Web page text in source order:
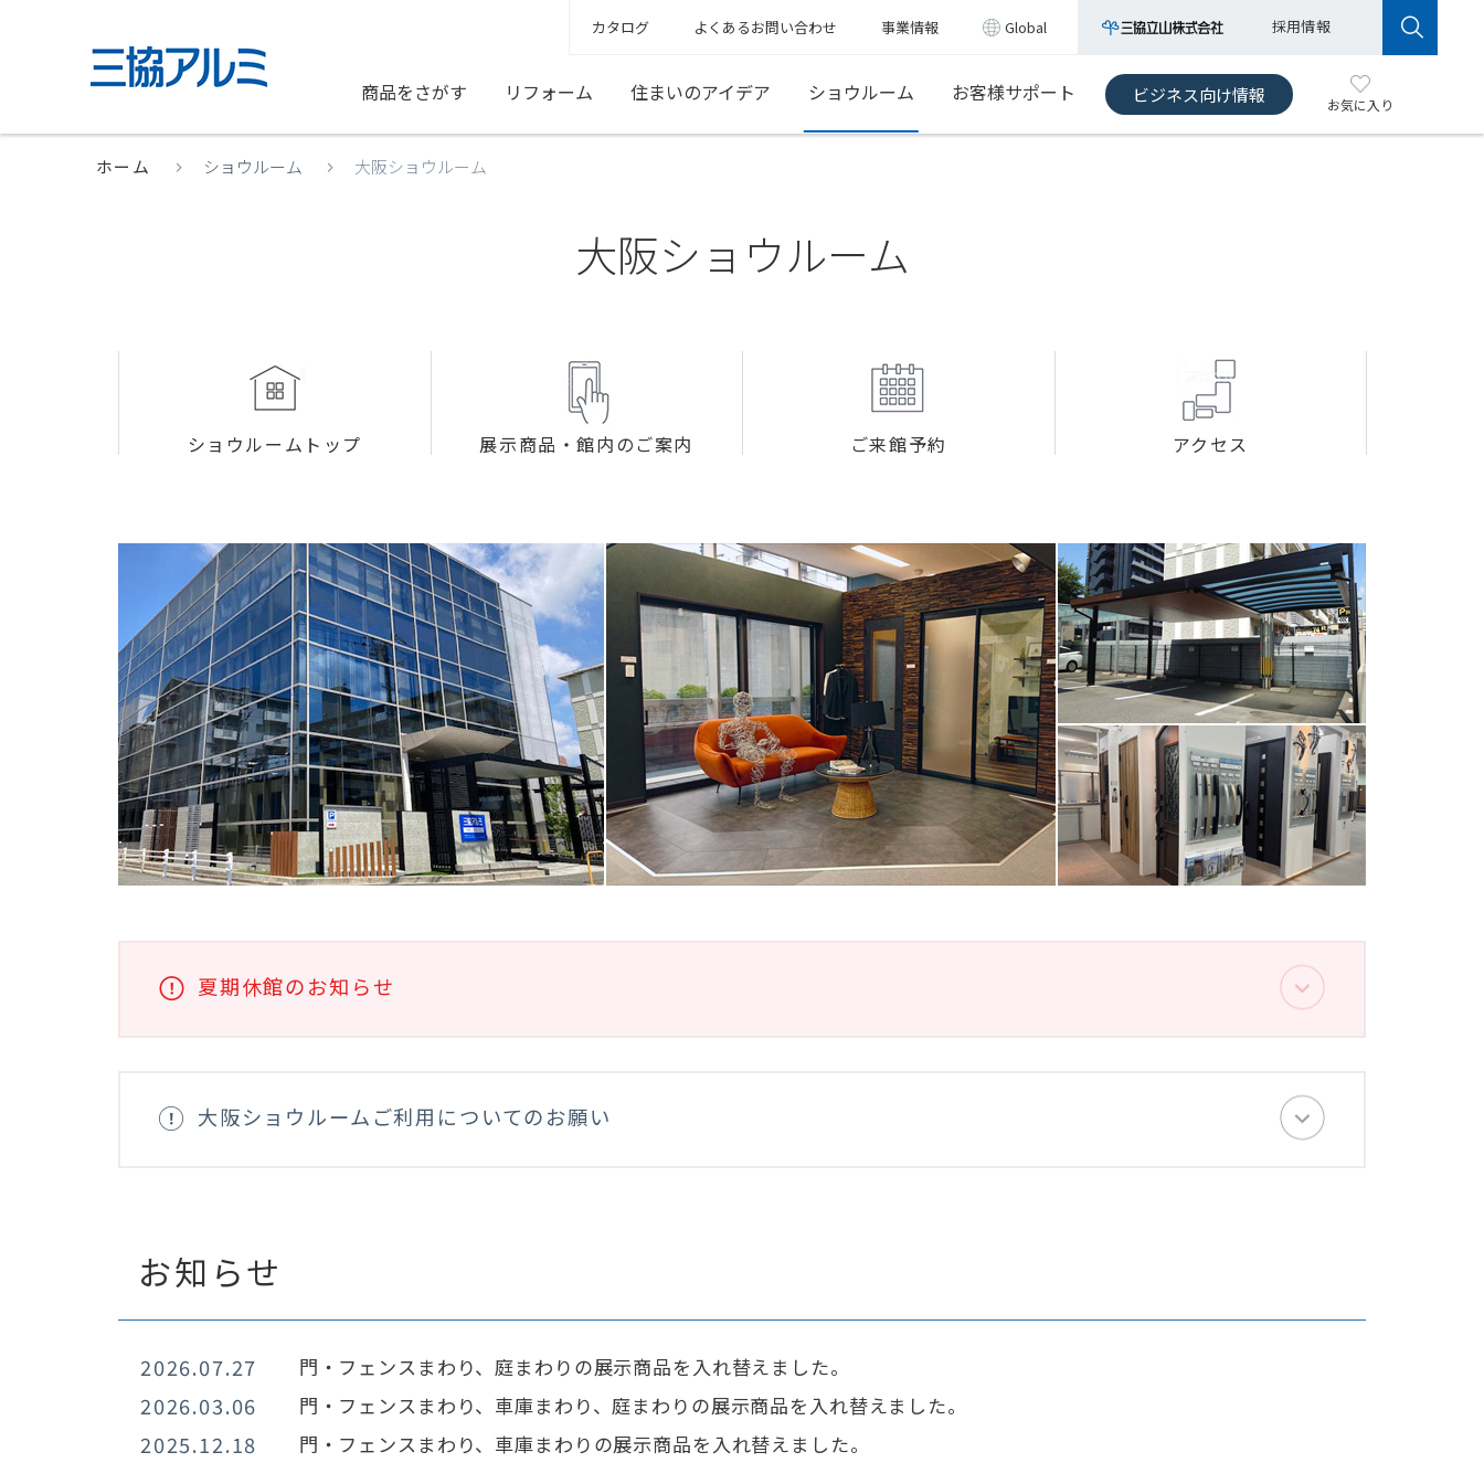
カタログ よくあるお問い合わせ 事業情報 Global 採用情報
商品をさがす リフォーム 住まいのアイデア ショウルーム お客様サポート ビジネス向け情報 お気に入り
ホーム ショウルーム 大阪ショウルーム
大阪ショウルーム
ショウルームトップ 展示商品・館内のご案内 ご来館予約 アクセス
夏期休館のお知らせ
大阪ショウルームご利用についてのお願い
お知らせ
2026.07.27 門・フェンスまわり、庭まわりの展示商品を入れ替えました。
2026.03.06 門・フェンスまわり、車庫まわり、庭まわりの展示商品を入れ替えました。
2025.12.18 門・フェンスまわり、車庫まわりの展示商品を入れ替えました。